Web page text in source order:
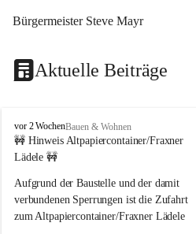
Bürgermeister Steve Mayr
Aktuelle Beiträge
F
r
a
e
r
n
vor 2 WochenBauen & Wohnen
🚧 Hinweis Altpapiercontainer/Fraxner
Lädele 🚧
Aufgrund der Baustelle und der damit
verbundenen Sperrungen ist die Zufahrt
zum Altpapiercontainer/Fraxner Lädele